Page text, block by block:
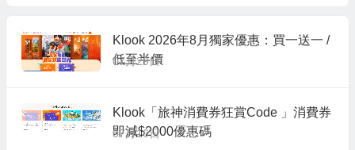
Klook 2026年8月獨家優惠：買一送一 /
低至半價
07月29日
Klook「旅神消費券狂賞Code 」消費券
即減$2000優惠碼
07月16日